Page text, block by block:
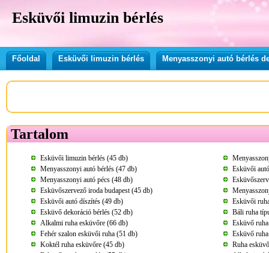
Esküvői limuzin bérlés
Főoldal Esküvői limuzin bérlés Menyasszonyi autó bérlés
Tartalom
Esküvői limuzin bérlés (45 db)
Menyasszonyi autó bérlés (47 db)
Esküvői
Menyasszonyi autó pécs (48 db)
Esküvőszervező iroda budapest (45 db)
Esküvői autó díszítés (49 db)
Esküvői
Esküvő dekoráció bérlés (52 db)
Báli ruha
Alkalmi ruha esküvőre (66 db)
Esküvő
Fehér szalon esküvői ruha (51 db)
Esküvő
Koktél ruha esküvőre (45 db)
Ruha